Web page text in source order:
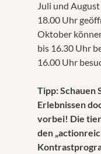
Juli und
18.00 Uhr
Oktober
bis 16.30 Uhr
16.00 Uhr
Tipp: Schauen
Erlebnissen
vorbei! Die
den